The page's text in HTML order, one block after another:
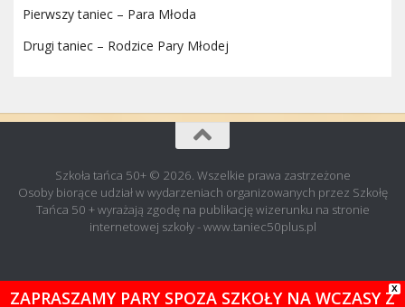
Pierwszy taniec – Para Młoda
Drugi taniec – Rodzice Pary Młodej
Szkoła tańca 50+ © 2026. Wszelkie prawa zastrzeżone
Osoby biorące udział w wydarzeniach organizowanych przez Szkołę
Tańca 50 + wyrażają zgodę na publikację wizerunku na stronie
internetowej szkoły - www.taniec50plus.pl
X
ZAPRASZAMY PARY SPOZA SZKOŁY NA WCZASY Z